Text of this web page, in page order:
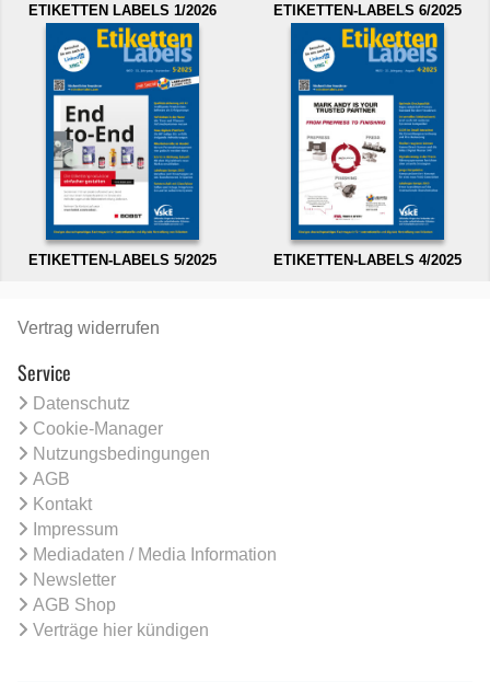
ETIKETTEN LABELS 1/2026 ETIKETTEN-LABELS 6/2025
ETIKETTEN-LABELS 5/2025 ETIKETTEN-LABELS 4/2025
Vertrag widerrufen
Service
Datenschutz
Cookie-Manager
Nutzungsbedingungen
AGB
Kontakt
Impressum
Mediadaten / Media Information
Newsletter
AGB Shop
Verträge hier kündigen